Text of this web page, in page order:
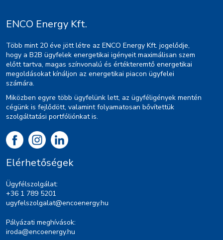
ENCO Energy Kft.
Több mint 20 éve jött létre az ENCO Energy Kft. jogelődje,
hogy a B2B ügyfelek energetikai igényeit maximálisan szem
előtt tartva, magas színvonalú és értékteremtő energetikai
megoldásokat kínáljon az energetikai piacon ügyfelei
számára.
Miközben egyre több ügyfelünk lett, az ügyféligények mentén
cégünk is fejlődött, valamint folyamatosan bővítettük
szolgáltatási portfóliónkat is.
Elérhetőségek
Ügyfélszolgálat:
+36 1 789 5201
ugyfelszolgalat@encoenergy.hu
Pályázati meghívások:
iroda@encoenergy.hu